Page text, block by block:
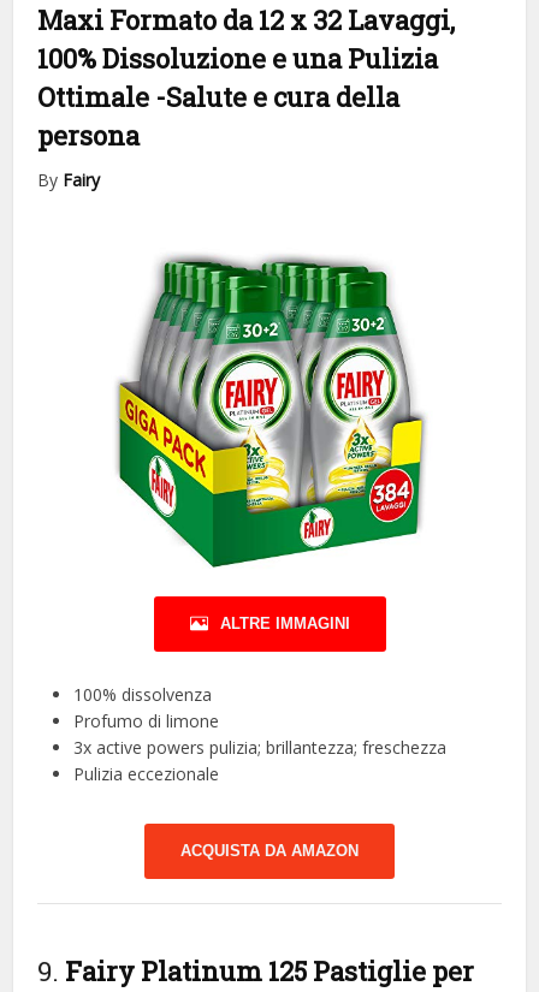
Maxi Formato da 12 x 32 Lavaggi,
100% Dissoluzione e una Pulizia
Ottimale -Salute e cura della
persona
By Fairy
ALTRE IMMAGINI
100% dissolvenza
Profumo di limone
3x active powers pulizia; brillantezza; freschezza
Pulizia eccezionale
ACQUISTA DA AMAZON
9. Fairy Platinum 125 Pastiglie per